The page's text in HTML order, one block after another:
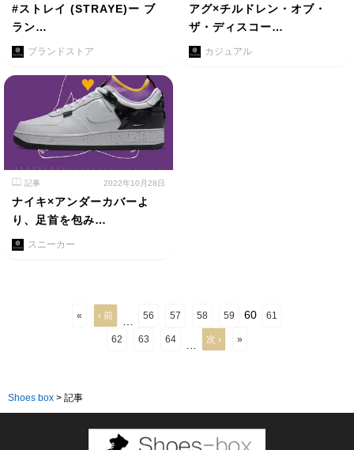
#ストレイ (STRAYE)ー ブ
ラン…
ブランドストア
アグ×チルドレン・オブ・
ザ・ディスコー…
カジュアル
記事 2022年10月28日
ナイキ×アンダーカバーよ
り、足首を包み…
スニーカー
« ‹ 前 56 57 58 59 60 61
62 63 64 次 › »
Shoes box > 記事